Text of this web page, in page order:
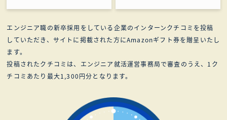
エンジニア職の新卒採用をしている企業のインターンクチコミを投稿
していただき、サイトに掲載された方にAmazonギフト券を贈呈いたし
ます。
投稿されたクチコミは、エンジニア就活運営事務局で審査のうえ、1ク
チコミあたり最大1,300円分となります。